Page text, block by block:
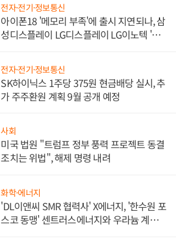
전자·전기·정보통신
아이폰18 '메모리 부족'에 출시 지연되나, 삼
성디스플레이 LG디스플레이 LG이노텍 '탈
전자·전기·정보통신
SK하이닉스 1주당 375원 현금배당 실시, 추
가 주주환원 계획 9월 공개 예정
사회
미국 법원 "트럼프 정부 풍력 프로젝트 동결
조치는 위법", 해제 명령 내려
화학·에너지
'DL이앤씨 SMR 협력사' X에너지, '한수원 포
스코 동맹' 센트러스에너지와 우라늄 계약